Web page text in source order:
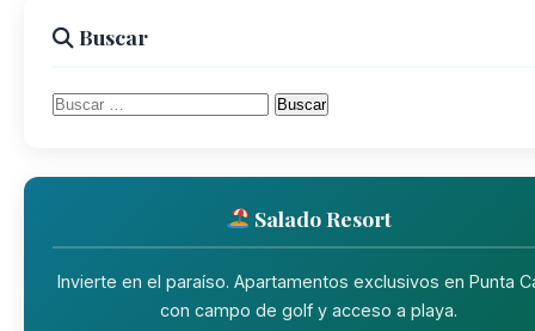
Buscar
Buscar:
Salado Resort
Invierte en el paraíso. Apartamentos exclusivos en Punta
con campo de golf y acceso a playa.